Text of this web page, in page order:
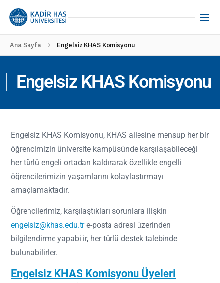
Ana Sayfa Engelsiz KHAS Komisyonu
Engelsiz KHAS Komisyonu
Engelsiz KHAS Komisyonu, KHAS ailesine mensup her bir
öğrencimizin üniversite kampüsünde karşılaşabileceği
her türlü engeli ortadan kaldırarak özellikle engelli
öğrencilerimizin yaşamlarını kolaylaştırmayı
amaçlamaktadır.
Öğrencilerimiz, karşılaştıkları sorunlara ilişkin
engelsiz@khas.edu.tre-posta adresi üzerinden
bilgilendirme yapabilir, her türlü destek talebinde
bulunabilirler.
Engelsiz KHAS Komisyonu Üyeleri